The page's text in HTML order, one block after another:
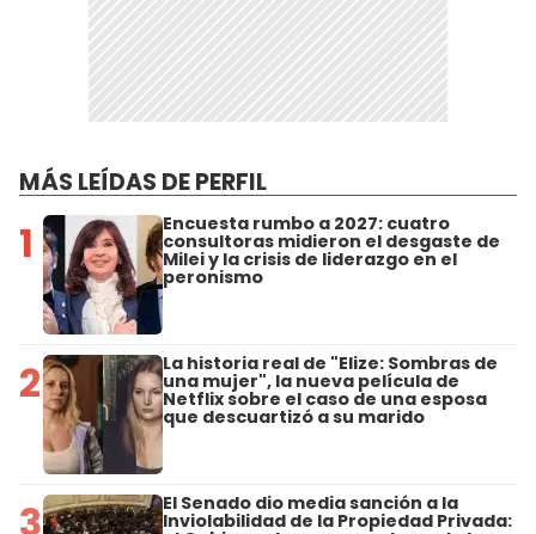
MÁS LEÍDAS DE PERFIL
1 Encuesta rumbo a 2027: cuatro
consultoras midieron el desgaste de
Milei y la crisis de liderazgo en el
peronismo
2 La historia real de "Elize: Sombras de
una mujer", la nueva película de
Netflix sobre el caso de una esposa
que descuartizó a su marido
3 El Senado dio media sanción a la
Inviolabilidad de la Propiedad Privada: